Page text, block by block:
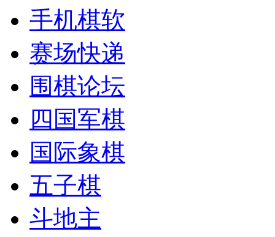
手机棋软
赛场快递
围棋论坛
四国军棋
国际象棋
五子棋
斗地主